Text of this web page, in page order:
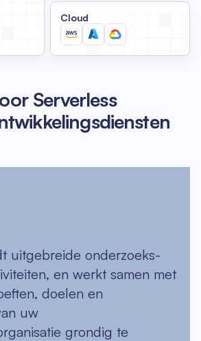
Cloud
Serverless
uitgebreide onderzoeks-
en werkt samen met
doelen en
uw
grondig te